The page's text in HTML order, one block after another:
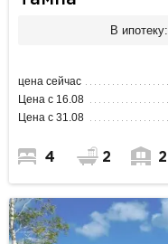
В ипотеку:
цена сейчас
Цена с 16.08
Цена с 31.08
4 2 2